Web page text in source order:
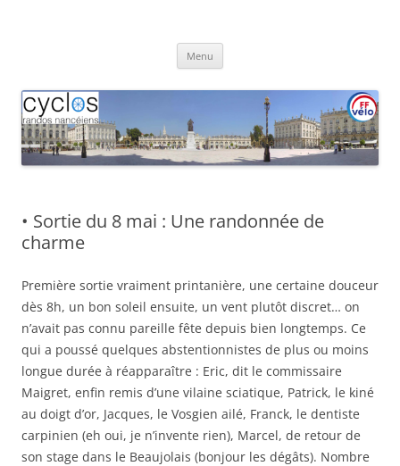
Menu
• Sortie du 8 mai : Une randonnée de
charme
Première sortie vraiment printanière, une certaine douceur
dès 8h, un bon soleil ensuite, un vent plutôt discret… on
n’avait pas connu pareille fête depuis bien longtemps. Ce
qui a poussé quelques abstentionnistes de plus ou moins
longue durée à réapparaître : Eric, dit le commissaire
Maigret, enfin remis d’une vilaine sciatique, Patrick, le kiné
au doigt d’or, Jacques, le Vosgien ailé, Franck, le dentiste
carpinien (eh oui, je n’invente rien), Marcel, de retour de
son stage dans le Beaujolais (bonjour les dégâts). Nombre